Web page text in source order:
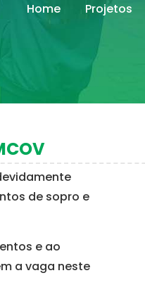
Home Projetos
de sopro e
e ao
a vaga neste